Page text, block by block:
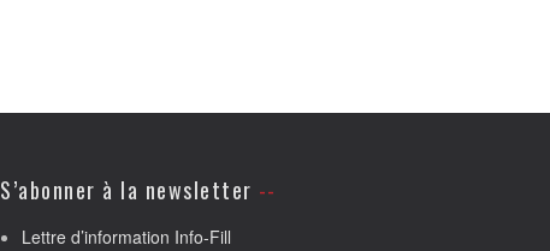
S’abonner à la newsletter
Lettre d’information Info-Fill